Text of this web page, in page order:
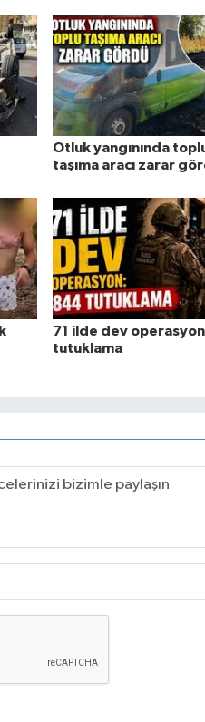
Otluk yangınında
taşıma aracı zarar
71 ilde dev
tutuklama